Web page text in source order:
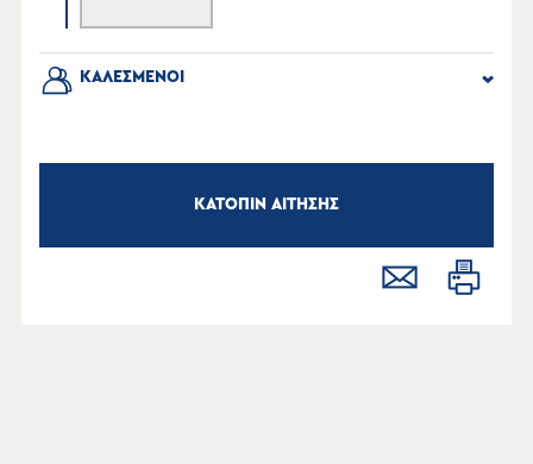
ΚΑΛΕΣΜΕΝΟΙ
ΚΑΤΟΠΙΝ ΑΙΤΗΣΗΣ